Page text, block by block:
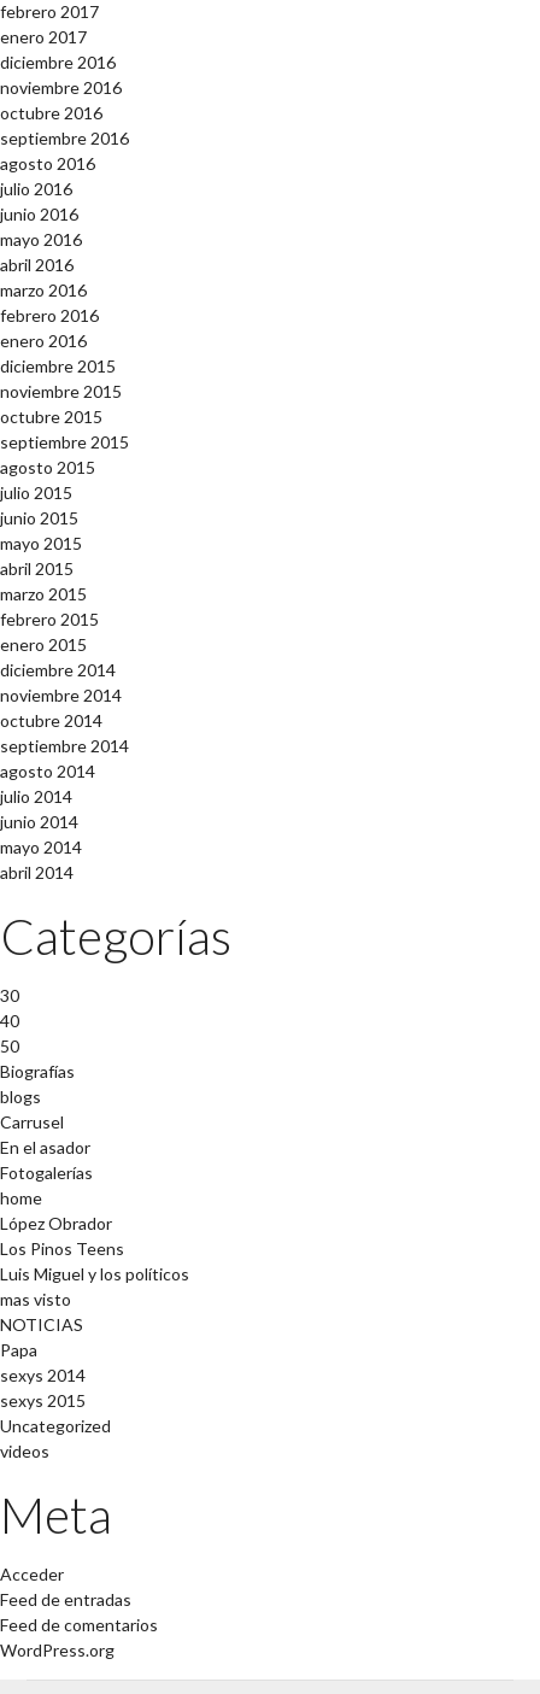
febrero 2017
enero 2017
diciembre 2016
noviembre 2016
octubre 2016
septiembre 2016
agosto 2016
julio 2016
junio 2016
mayo 2016
abril 2016
marzo 2016
febrero 2016
enero 2016
diciembre 2015
noviembre 2015
octubre 2015
septiembre 2015
agosto 2015
julio 2015
junio 2015
mayo 2015
abril 2015
marzo 2015
febrero 2015
enero 2015
diciembre 2014
noviembre 2014
octubre 2014
septiembre 2014
agosto 2014
julio 2014
junio 2014
mayo 2014
abril 2014
Categorías
30
40
50
Biografías
blogs
Carrusel
En el asador
Fotogalerías
home
López Obrador
Los Pinos Teens
Luis Miguel y los políticos
mas visto
NOTICIAS
Papa
sexys 2014
sexys 2015
Uncategorized
videos
Meta
Acceder
Feed de entradas
Feed de comentarios
WordPress.org